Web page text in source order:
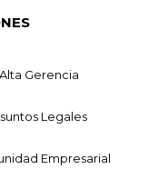
Alta Gerencia
Legales
Empresarial